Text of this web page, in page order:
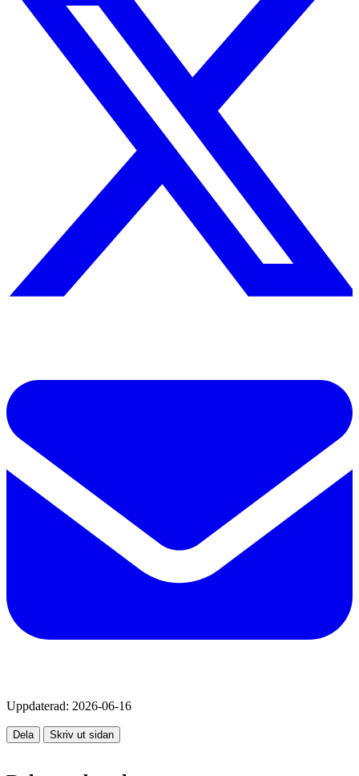
Uppdaterad: 2026-06-16
Dela Skriv ut sidan